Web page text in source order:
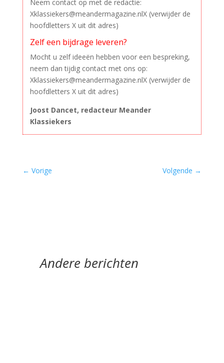
Neem contact op met de redactie:
Xklassiekers@meandermagazine.nlX (verwijder de
hoofdletters X uit dit adres)
Zelf een bijdrage leveren?
Mocht u zelf ideeën hebben voor een bespreking,
neem dan tijdig contact met ons op:
Xklassiekers@meandermagazine.nlX (verwijder de
hoofdletters X uit dit adres)
Joost Dancet, redacteur Meander
Klassiekers
← Vorige Volgende →
Andere berichten